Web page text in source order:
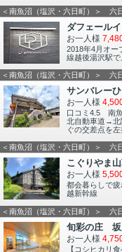
＜南魚沼（塩沢・六日町）＞ 六
ダフェール
お一人様
2018年4月オ
線越後湯沢駅
＜南魚沼（塩沢・六日町）＞ 六
サンバレー
お一人様
口コミ4.5 南魚
北自動車道→北
ぐの交差点を左
＜南魚沼（塩沢・六日町）＞ 六
こぐりやま
お一人様
都会暮らしで
越新幹線
＜南魚沼（塩沢・六日町）＞ 六
旬彩の庄 坂
お一人様
【コシヒカリ